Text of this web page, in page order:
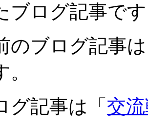
ブログ記事で
のブログ記事
。
グ記事は「 交